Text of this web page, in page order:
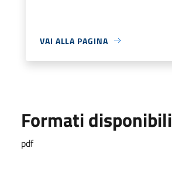
VAI ALLA PAGINA
Formati disponibili
pdf